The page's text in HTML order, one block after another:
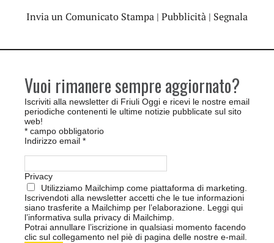
Invia un Comunicato Stampa | Pubblicità | Segnala
Vuoi rimanere sempre aggiornato?
Iscriviti alla newsletter di Friuli Oggi e ricevi le nostre email
periodiche contenenti le ultime notizie pubblicate sul sito
web!
* campo obbligatorio
Indirizzo email *
Privacy
Utilizziamo Mailchimp come piattaforma di marketing.
Iscrivendoti alla newsletter accetti che le tue informazioni
siano trasferite a Mailchimp per l’elaborazione. Leggi qui
l’informativa sulla privacy di Mailchimp.
Potrai annullare l’iscrizione in qualsiasi momento facendo
clic sul collegamento nel piè di pagina delle nostre e-mail.